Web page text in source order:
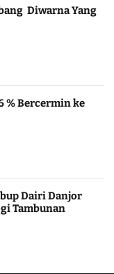
Diwarna Yang
% Bercermin ke
Dairi Danjor
Tambunan